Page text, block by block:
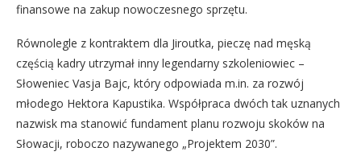
finansowe na zakup nowoczesnego sprzętu.
Równolegle z kontraktem dla Jiroutka, pieczę nad męską
częścią kadry utrzymał inny legendarny szkoleniowiec –
Słoweniec Vasja Bajc, który odpowiada m.in. za rozwój
młodego Hektora Kapustika. Współpraca dwóch tak uznanych
nazwisk ma stanowić fundament planu rozwoju skoków na
Słowacji, roboczo nazywanego „Projektem 2030”.